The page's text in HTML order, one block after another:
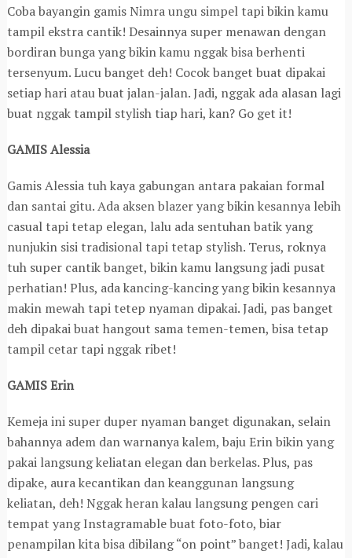
Coba bayangin gamis Nimra ungu simpel tapi bikin kamu
tampil ekstra cantik! Desainnya super menawan dengan
bordiran bunga yang bikin kamu nggak bisa berhenti
tersenyum. Lucu banget deh! Cocok banget buat dipakai
setiap hari atau buat jalan-jalan. Jadi, nggak ada alasan lagi
buat nggak tampil stylish tiap hari, kan? Go get it!
GAMIS Alessia
Gamis Alessia tuh kaya gabungan antara pakaian formal
dan santai gitu. Ada aksen blazer yang bikin kesannya lebih
casual tapi tetap elegan, lalu ada sentuhan batik yang
nunjukin sisi tradisional tapi tetap stylish. Terus, roknya
tuh super cantik banget, bikin kamu langsung jadi pusat
perhatian! Plus, ada kancing-kancing yang bikin kesannya
makin mewah tapi tetep nyaman dipakai. Jadi, pas banget
deh dipakai buat hangout sama temen-temen, bisa tetap
tampil cetar tapi nggak ribet!
GAMIS Erin
Kemeja ini super duper nyaman banget digunakan, selain
bahannya adem dan warnanya kalem, baju Erin bikin yang
pakai langsung keliatan elegan dan berkelas. Plus, pas
dipake, aura kecantikan dan keanggunan langsung
keliatan, deh! Nggak heran kalau langsung pengen cari
tempat yang Instagramable buat foto-foto, biar
penampilan kita bisa dibilang “on point” banget! Jadi, kalau